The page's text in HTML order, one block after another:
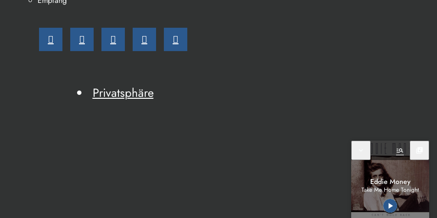
Privatsphäre
manage_search
Eddie Money
Take Me Home Tonight
play_arrow